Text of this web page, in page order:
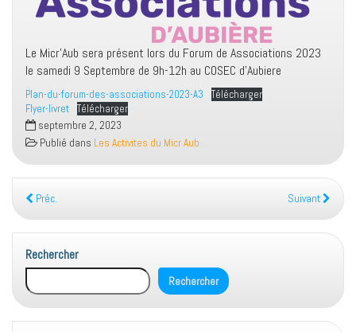
Le Micr’Aub sera présent lors du Forum de Associations 2023
le samedi 9 Septembre de 9h-12h au COSEC d’Aubiere
Plan-du-forum-des-associations-2023-A3
Télécharger
Flyer-livret Télécharger
septembre 2, 2023
Publié dans Les Activites du Micr Aub
Préc. Suivant
Rechercher
Rechercher